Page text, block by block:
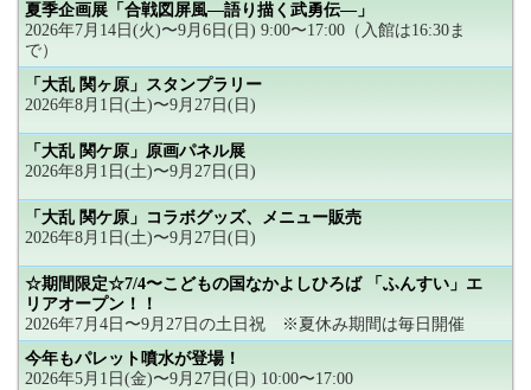
夏季企画展「合戦図屏風―語り描く武勇伝―」
2026年7月14日(火)〜9月6日(日) 9:00〜17:00（入館は16:30ま
で）
「大乱 関ヶ原」スタンプラリー
2026年8月1日(土)〜9月27日(日)
「大乱 関ケ原」原画パネル展
2026年8月1日(土)〜9月27日(日)
「大乱 関ケ原」コラボグッズ、メニュー販売
2026年8月1日(土)〜9月27日(日)
☆期間限定☆7/4〜こどもの国なかよしひろば 「ふんすい」エ
リアオープン！！
2026年7月4日〜9月27日の土日祝 ※夏休み期間は毎日開催
今年もパレット噴水が登場！
2026年5月1日(金)〜9月27日(日) 10:00〜17:00